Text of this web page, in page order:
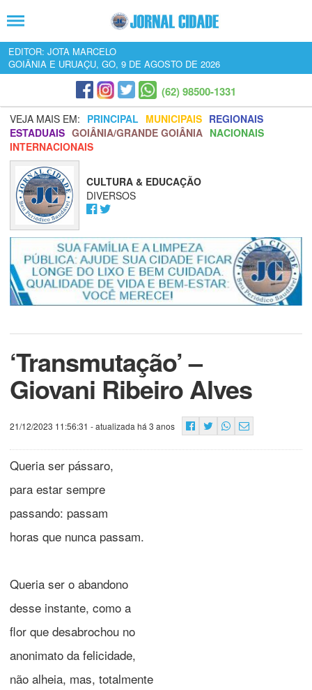
EDITOR: JOTA MARCELO
GOIÂNIA E URUAÇU, GO, 9 DE AGOSTO DE 2026
(62) 98500-1331
VEJA MAIS EM: PRINCIPAL MUNICIPAIS REGIONAIS
ESTADUAIS GOIÂNIA/GRANDE GOIÂNIA NACIONAIS
INTERNACIONAIS
CULTURA & EDUCAÇÃO
DIVERSOS
‘Transmutação’ –
Giovani Ribeiro Alves
21/12/2023 11:56:31 - atualizada há 3 anos
Queria ser pássaro,
para estar sempre
passando: passam
horas que nunca passam.
Queria ser o abandono
desse instante, como a
flor que desabrochou no
anonimato da felicidade,
não alheia, mas, totalmente